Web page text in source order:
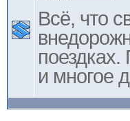
Всё, что
и многое